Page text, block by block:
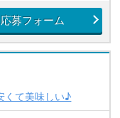
応募フォーム
くて美味しい♪